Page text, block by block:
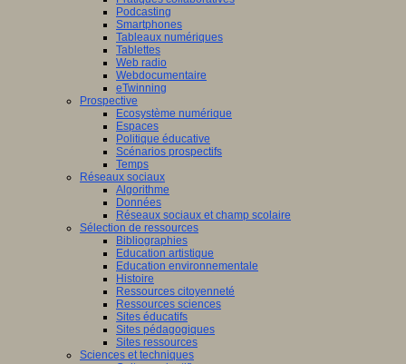
Podcasting
Smartphones
Tableaux numériques
Tablettes
Web radio
Webdocumentaire
eTwinning
Prospective
Ecosystème numérique
Espaces
Politique éducative
Scénarios prospectifs
Temps
Réseaux sociaux
Algorithme
Données
Réseaux sociaux et champ scolaire
Sélection de ressources
Bibliographies
Education artistique
Education environnementale
Histoire
Ressources citoyenneté
Ressources sciences
Sites éducatifs
Sites pédagogiques
Sites ressources
Sciences et techniques